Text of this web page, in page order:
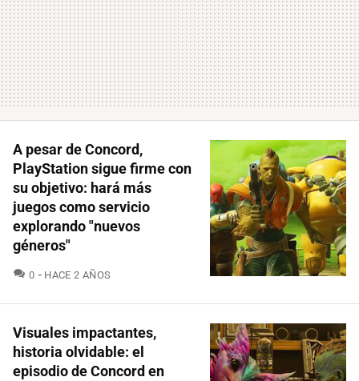
A pesar de Concord,
PlayStation sigue firme con
su objetivo: hará más
juegos como servicio
explorando "nuevos
géneros"
0 COMENTARIOS
HACE 2 AÑOS
Visuales impactantes,
historia olvidable: el
episodio de Concord en